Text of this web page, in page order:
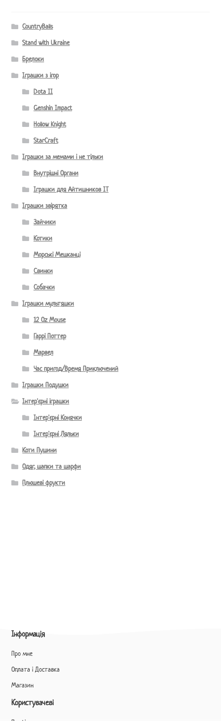
CountryBalls
Stand with Ukraine
Брелоки
Іграшки з ігор
Dota II
Genshin Impact
Hollow Knight
StarCraft
Іграшки за мемами і не тільки
Внутрішні Органи
Іграшки для Айтишников IT
Іграшки звірятка
Зайчики
Котики
Морські Мешканці
Свинки
Собачки
Іграшки мультяшки
12 Oz Mouse
Гаррі Поттер
Марвел
Час пригод/Время Приключений
Іграшки Подушки
Інтер'єрні іграшки
Інтер'єрні Конячки
Інтер'єрні Ляльки
Коти Пушини
Одяг, шапки та шарфи
Плюшеві фрукти
Інформація
Про мне
Оплата і Доставка
Магазин
Користувачеві